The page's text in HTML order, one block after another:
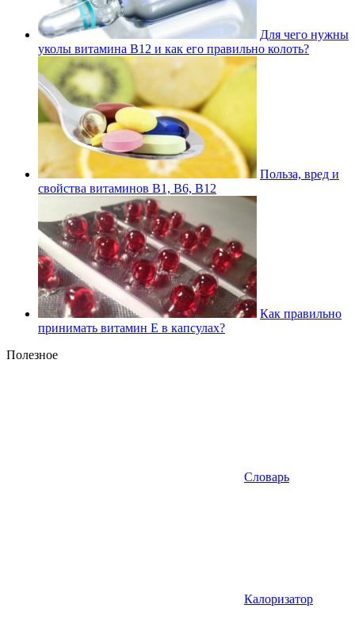
Для чего нужны
уколы витамина В12 и как его правильно колоть?
Польза, вред и
свойства витаминов В1, В6, В12
Как правильно
принимать витамин Е в капсулах?
Полезное
Словарь
Калоризатор